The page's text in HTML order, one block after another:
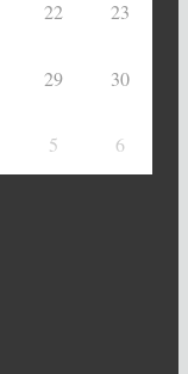
22 23
29 30
5 6